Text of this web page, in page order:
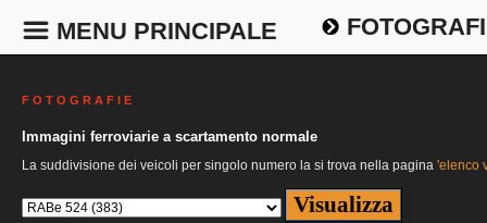
MENU PRINCIPALE
F O T O G R A F I E
Immagini ferroviarie a scartamento normale
La suddivisione dei veicoli per singolo numero la si trova nella pagina 'elenco